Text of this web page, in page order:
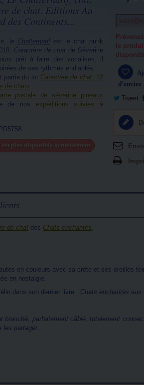
de chat. Editions Au
des Continents...
le Chalternatifest le chat punk
Caractère de chat de Séverine
prêt à faire des vocalises, il
de ses rythmes endiablés.
partie du lot Caractère de chat, 12
de chats
postale de séverine pineaux
de nos expéditions suivies à
plus disponible actuellement
le
d'envies
Tweet
de chat des Chats enchantés.
en couleurs avec sa crête et ses oreilles
en nostalgie.
dans son dernier livre : Chats enchantés aux
parfaitement câblé, totalement
les partager.